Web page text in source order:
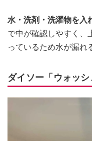
水・洗剤・洗濯物を入
で中が確認しやすく、
っているため水が漏れ
ダイソー「ウォッ